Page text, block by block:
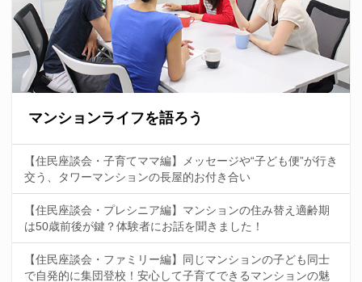
マンションライフを語ろう
【住民座談会・子育てママ編】メッセージや“子ども便”が行き
交う、タワーマンションの長屋的お付き合い
【住民座談会・プレシニア編】マンションの住み替え適齢期
は50歳前後が鍵？体験者にお話を聞きました！
【住民座談会・ファミリー編】同じマンションの子ども同士
で自発的に集団登校！安心して子育てできるマンションの魅